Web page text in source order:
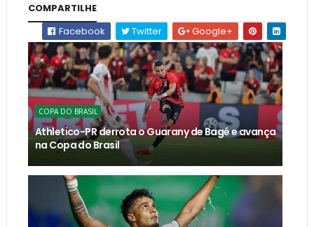
COMPARTILHE
Facebook
Twitter Google+
COPA DO BRASIL
Athletico-PR derrota o Guarany de Bagé e avança
na Copa do Brasil